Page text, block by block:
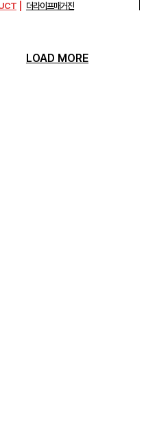
더라이프매거진
LOAD MORE